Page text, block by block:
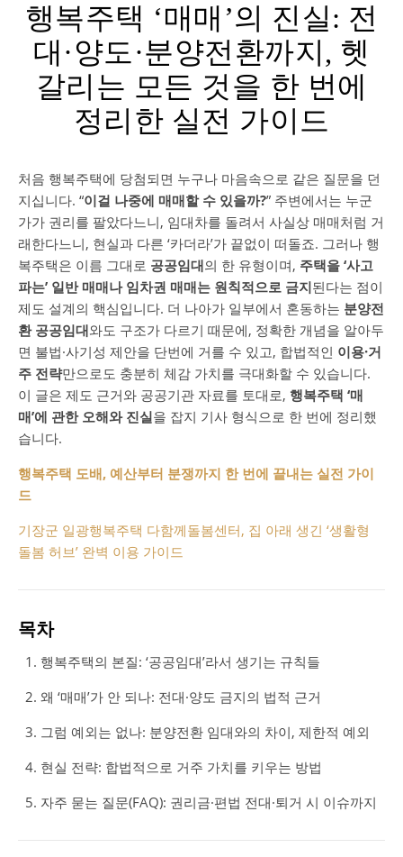
행복주택 ‘매매’의 진실: 전
대·양도·분양전환까지, 헷
갈리는 모든 것을 한 번에
정리한 실전 가이드
처음 행복주택에 당첨되면 누구나 마음속으로 같은 질문을 던
지십니다. “이걸 나중에 매매할 수 있을까?” 주변에서는 누군
가가 권리를 팔았다느니, 임대차를 돌려서 사실상 매매처럼 거
래한다느니, 현실과 다른 ‘카더라’가 끝없이 떠돌죠. 그러나 행
복주택은 이름 그대로 공공임대의 한 유형이며, 주택을 ‘사고
파는’ 일반 매매나 임차권 매매는 원칙적으로 금지된다는 점이
제도 설계의 핵심입니다. 더 나아가 일부에서 혼동하는 분양전
환 공공임대와도 구조가 다르기 때문에, 정확한 개념을 알아두
면 불법·사기성 제안을 단번에 거를 수 있고, 합법적인 이용·거
주 전략만으로도 충분히 체감 가치를 극대화할 수 있습니다.
이 글은 제도 근거와 공공기관 자료를 토대로, 행복주택 ‘매
매’에 관한 오해와 진실을 잡지 기사 형식으로 한 번에 정리했
습니다.
행복주택 도배, 예산부터 분쟁까지 한 번에 끝내는 실전 가이
드
기장군 일광행복주택 다함께돌봄센터, 집 아래 생긴 ‘생활형
돌봄 허브’ 완벽 이용 가이드
목차
행복주택의 본질: ‘공공임대’라서 생기는 규칙들
왜 ‘매매’가 안 되나: 전대·양도 금지의 법적 근거
그럼 예외는 없나: 분양전환 임대와의 차이, 제한적 예외
현실 전략: 합법적으로 거주 가치를 키우는 방법
자주 묻는 질문(FAQ): 권리금·편법 전대·퇴거 시 이슈까지